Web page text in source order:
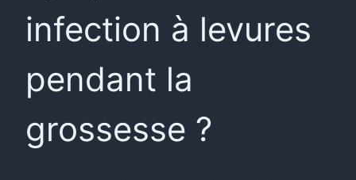
infection à levures
pendant la
grossesse ?